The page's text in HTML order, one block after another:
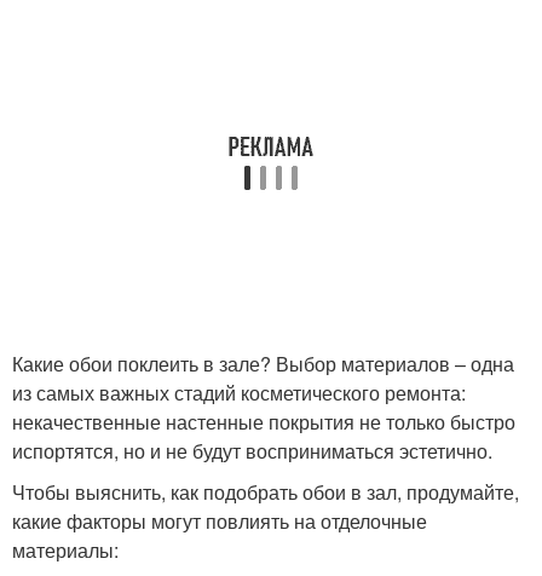
Какие обои поклеить в зале? Выбор материалов – одна
из самых важных стадий косметического ремонта:
некачественные настенные покрытия не только быстро
испортятся, но и не будут восприниматься эстетично.
Чтобы выяснить, как подобрать обои в зал, продумайте,
какие факторы могут повлиять на отделочные
материалы: